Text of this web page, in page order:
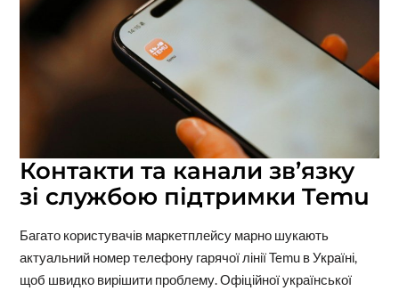
Контакти та канали зв’язку
зі службою підтримки Temu
Багато користувачів маркетплейсу марно шукають
актуальний номер телефону гарячої лінії Temu в Україні,
щоб швидко вирішити проблему. Офіційної української